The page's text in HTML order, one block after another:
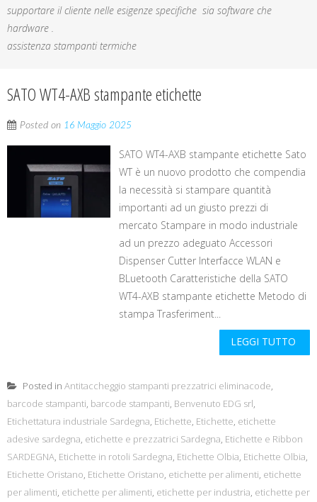
supportare il cliente nelle esigenze specifiche sia software che
hardware .
assistenza stampanti termiche
SATO WT4-AXB stampante etichette
Posted on 16 Maggio 2025
SATO WT4-AXB stampante etichette Sato
WT è un nuovo prodotto che compendia
la necessità si stampare quantità
importanti ad un giusto prezzi di
mercato Stampare in modo industriale
ad un prezzo adeguato Accessori
Dispenser Cutter Interfacce WLAN e
BLuetooth Caratteristiche della SATO
WT4-AXB stampante etichette Metodo di
stampa Trasferiment...
LEGGI TUTTO
Posted in Antitaccheggio stampanti prezzatrici eliminacode,
barcode stampanti, barcode stampanti, Benvenuto EDG srl,
Etichettatura industriale Sardegna, Etichette, Etichette, etichette
adesive sardegna, etichette e prezzatrici Sardegna, Etichette e Ribbon
SARDEGNA, Etichette in rotoli Sardegna, Etichette Olbia, Etichette Olbia,
Etichette Oristano, Etichette Oristano, etichette per alimenti, etichette
per alimenti, etichette per alimenti, etichette per industria, etichette per